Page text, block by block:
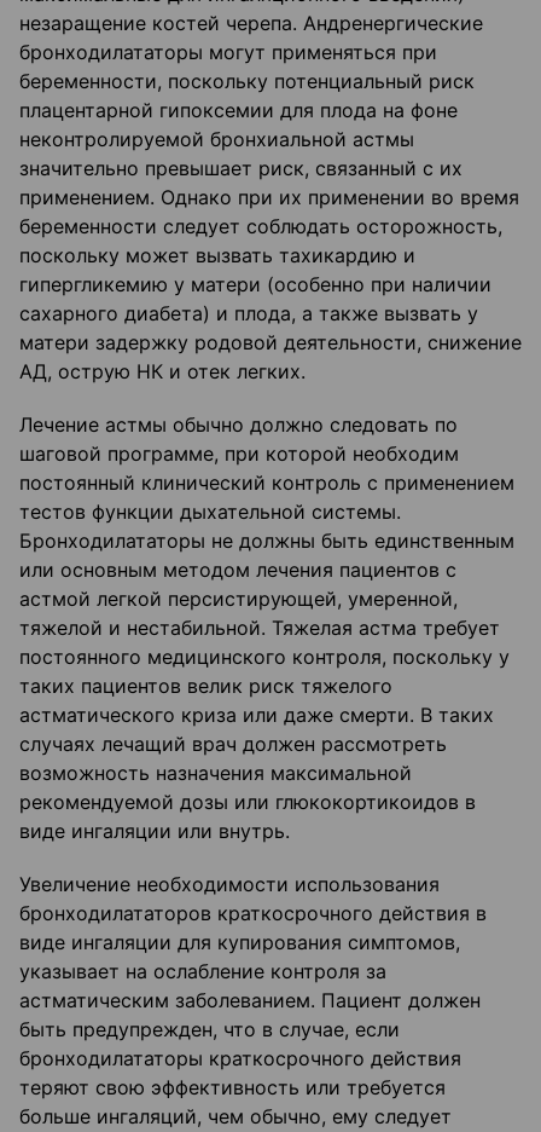
незаращение костей черепа. Андренергические
бронходилататоры могут применяться при
беременности, поскольку потенциальный риск
плацентарной гипоксемии для плода на фоне
неконтролируемой бронхиальной астмы
значительно превышает риск, связанный с их
применением. Однако при их применении во время
беременности следует соблюдать осторожность,
поскольку может вызвать тахикардию и
гипергликемию у матери (особенно при наличии
сахарного диабета) и плода, а также вызвать у
матери задержку родовой деятельности, снижение
АД, острую НК и отек легких.
Лечение астмы обычно должно следовать по
шаговой программе, при которой необходим
постоянный клинический контроль с применением
тестов функции дыхательной системы.
Бронходилататоры не должны быть единственным
или основным методом лечения пациентов с
астмой легкой персистирующей, умеренной,
тяжелой и нестабильной. Тяжелая астма требует
постоянного медицинского контроля, поскольку у
таких пациентов велик риск тяжелого
астматического криза или даже смерти. В таких
случаях лечащий врач должен рассмотреть
возможность назначения максимальной
рекомендуемой дозы или глюкокортикоидов в
виде ингаляции или внутрь.
Увеличение необходимости использования
бронходилататоров краткосрочного действия в
виде ингаляции для купирования симптомов,
указывает на ослабление контроля за
астматическим заболеванием. Пациент должен
быть предупрежден, что в случае, если
бронходилататоры краткосрочного действия
теряют свою эффективность или требуется
больше ингаляций, чем обычно, ему следует